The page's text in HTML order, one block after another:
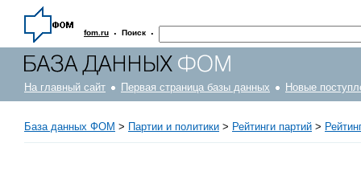
fom.ru · Поиск ·
На главный сайт Первая страница базы данных Новые
База данных ФОМ > Партии и политики > Рейтинги партий >